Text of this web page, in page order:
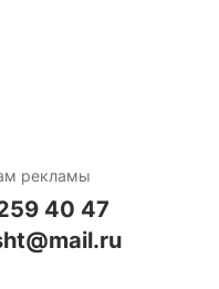
рекламы
40 47